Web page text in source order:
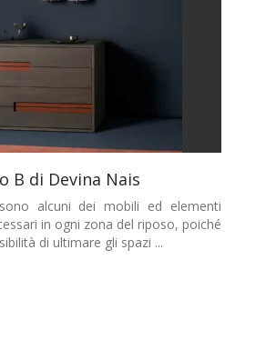
B di Devina Nais
alcuni dei mobili ed elementi
in ogni zona del riposo, poiché
di ultimare gli spazi ...